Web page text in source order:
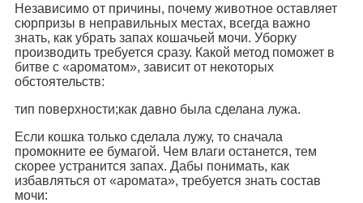
Независимо от причины, почему животное оставляет
сюрпризы в неправильных местах, всегда важно
знать, как убрать запах кошачьей мочи. Уборку
производить требуется сразу. Какой метод поможет в
битве с «ароматом», зависит от некоторых
обстоятельств:
тип поверхности;как давно была сделана лужа.
Если кошка только сделала лужу, то сначала
промокните ее бумагой. Чем влаги останется, тем
скорее устранится запах. Дабы понимать, как
избавляться от «аромата», требуется знать состав
мочи: